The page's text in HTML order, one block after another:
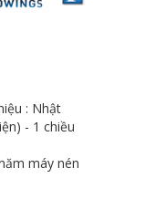
: Nhật
- 1 chiều
máy nén